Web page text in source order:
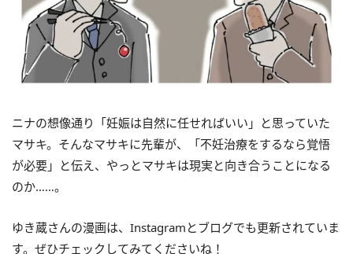
ニナの想像通り「妊娠は自然に任せればいい」と思っていた
マサキ。そんなマサキに先輩が、「不妊治療をするなら覚悟
が必要」と伝え、やっとマサキは現実と向き合うことになる
のか……。
ゆき蔵さんの漫画は、Instagramとブログでも更新されていま
す。ぜひチェックしてみてくださいね！